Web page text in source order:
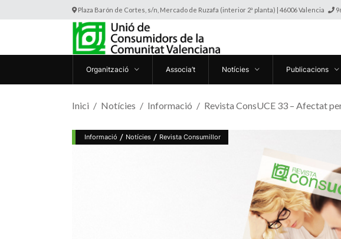
Plaza Barón de Cortes, s/n, Mercado de Ruzafa (interior 2ª planta) | 46006 Valencia
Organització Associa’t Notícies Publicacions
Inici Notícies Informació Revista ConsUCE 33 – Afectat
Informació / Notícies / Revista Consumillor